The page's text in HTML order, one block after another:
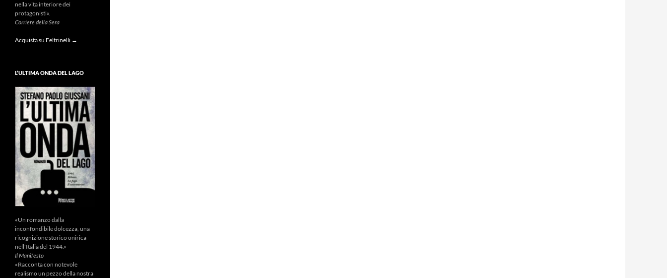
nella vita interiore dei
protagonisti».
Corriere della Sera
Acquista su Feltrinelli →
L’ULTIMA ONDA DEL LAGO
«Un romanzo dalla
inconfondibile dolcezza, una
ricognizione storico onirica
nell'Italia del 1944.»
Il Manifesto
«Racconta con notevole
realismo un pezzo della nostra